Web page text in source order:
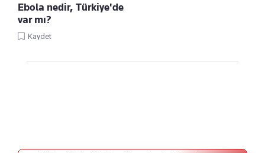
Ebola nedir, Türkiye'de
var mı?
Kaydet